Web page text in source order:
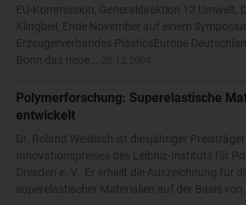
EU-Kommission, Generaldirektion 12 Umwelt,
Klingbeil, Ende November auf einem
Erzeugerverbandes PlasticsEurope
Bonn das neue...
Polymerforschung: Superelastische
entwickelt
Dr. Roland Weidisch ist diesjähriger
Innovationspreises des Leibniz-Instituts für
Dresden e. V.. Er erhielt die Auszeichnung für
superelastischer Materialien auf der Basis